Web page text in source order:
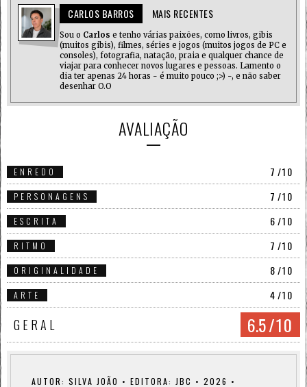
CARLOS BARROS MAIS RECENTES
Sou o Carlos e tenho várias paixões, como livros, gibis
(muitos gibis), filmes, séries e jogos (muitos jogos de PC e
consoles), fotografia, natação, praia e qualquer chance de
viajar para conhecer novos lugares e pessoas. Lamento o
dia ter apenas 24 horas - é muito pouco ;>) -, e não saber
desenhar O.O
AVALIAÇÃO
ENREDO 7 /10
PERSONAGENS 7 /10
ESCRITA 6/10
RITMO 7 /10
ORIGINALIDADE 8/10
ARTE 4/10
GERAL 6.5/10
AUTOR: SILVA JOÃO • EDITORA: JBC • 2026 •